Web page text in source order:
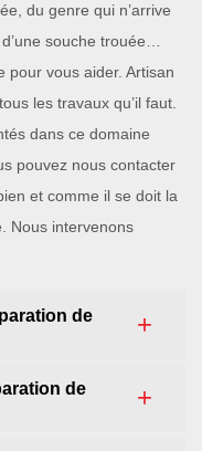
du genre qui n’arrive
souche trouée…
pour vous aider. Artisan
les travaux qu’il faut.
dans ce domaine
pouvez nous contacter
et comme il se doit la
Nous intervenons
de
de